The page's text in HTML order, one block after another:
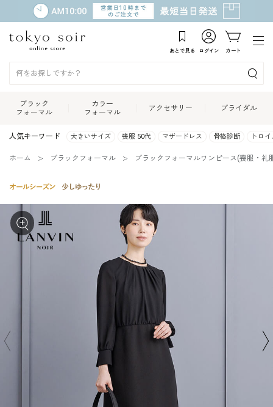
あとで見る ログイン カート
ブラック
フォーマル
カラー
フォーマル
アクセサリー ブライダル
人気キーワード 大きいサイズ 喪服 50代 マザードレス 骨格診断 トロ
ホーム ブラックフォーマル ブラックフォーマルワンピース(喪服・礼